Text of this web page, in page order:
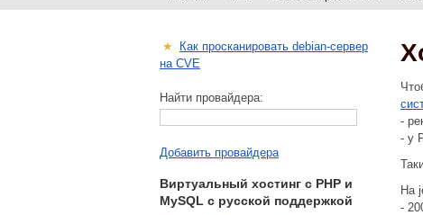
-
- у
На
-
★ Как просканировать debian-сервер
на CVE
Найти провайдера:
Добавить провайдера
Виртуальный хостинг c PHP и
MySQL с русской поддержкой